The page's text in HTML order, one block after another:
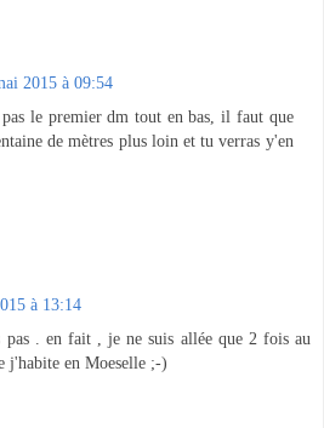
2015 à 09:54
le premier dm tout en bas, il faut que
de mètres plus loin et tu verras y'en
à 13:14
pas . en fait , je ne suis allée que 2 fois au
j'habite en Moeselle ;-)